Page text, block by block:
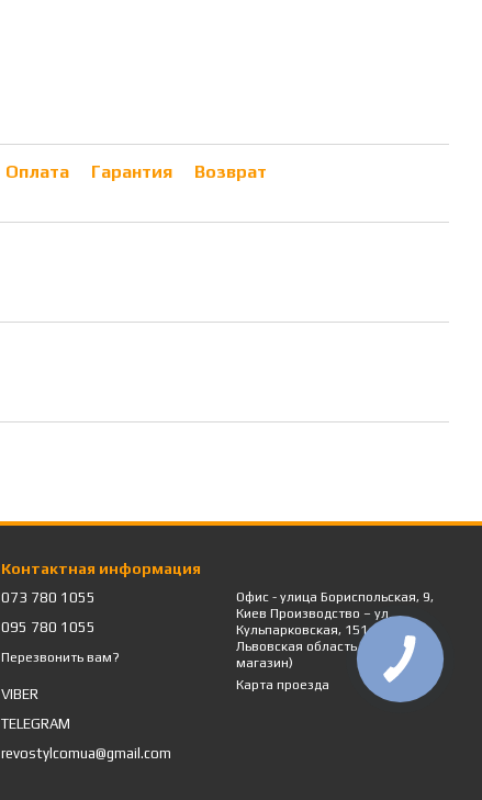
Оплата Гарантия Возврат
Контактная информация
073 780 1055
095 780 1055
Перезвонить вам?
VIBER
TELEGRAM
revostylcomua@gmail.com
Офис - улица Бориспольская, 9,
Киев Производство – ул.
Кульпарковская, 151, Львов,
Львовская область / (Не
магазин)
Карта проезда